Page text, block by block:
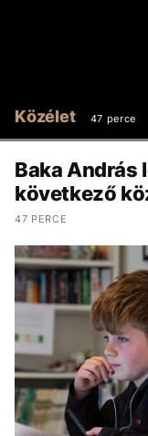
Közélet 47 perce
Baka András
következő
47 PERCE